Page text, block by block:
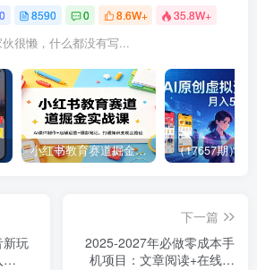
0 8590 0 8.6W+ 35.8W+
很懒，什么都没有写...
小红书教育赛道掘金实战课：AI课件制作+店铺运营+爆款笔记，打通知识变现全路径
新玩
下一篇
2025-2027年必做零成本手
机项目：文章阅读+在线签